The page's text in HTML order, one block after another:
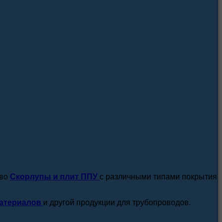
Скорлупы и плит ППУ с различными типами покрытия
и другой продукции для трубопроводов.